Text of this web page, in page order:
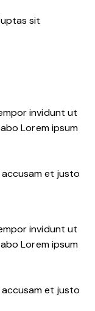
sit
invidunt ut
Lorem ipsum
et justo
invidunt ut
Lorem ipsum
et justo